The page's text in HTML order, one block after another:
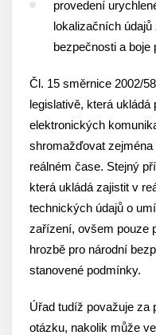
provedení
lokalizačních
bezpečnosti a boje
Čl. 15 směrnice 2002/
legislativě, která
elektronických
shromažďovat
reálném čase. Stejný
která ukládá zajistit v
technických údajů o
zařízení, ovšem pouze
hrozbě pro národní
stanovené podmínky.
Úřad tudíž považuje za
otázku, nakolik může